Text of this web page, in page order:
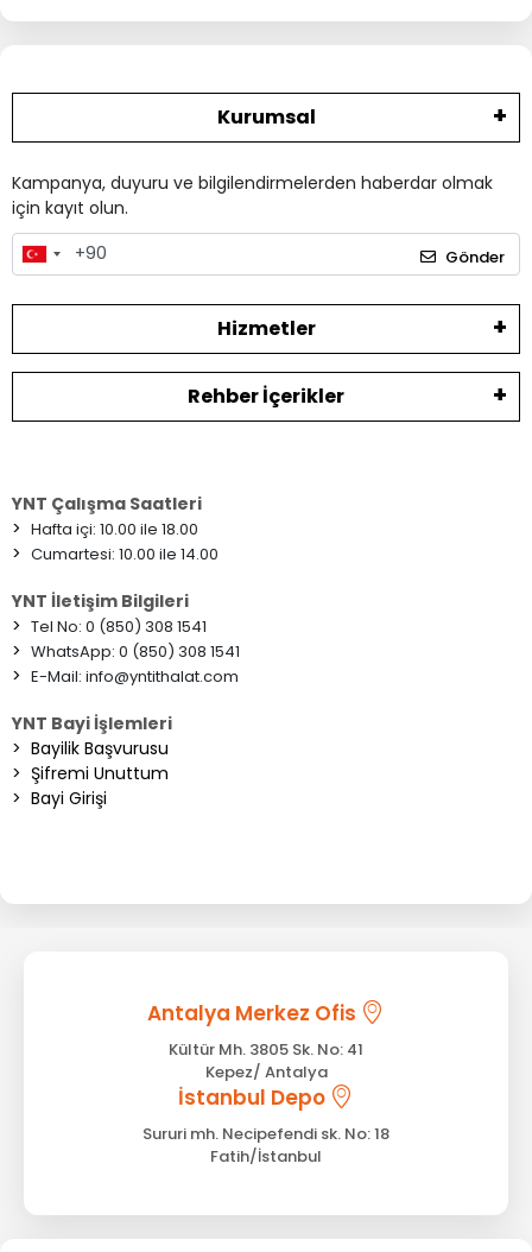
Kurumsal
Kampanya, duyuru ve bilgilendirmelerden haberdar olmak
için kayıt olun.
Gönder
Hizmetler
Rehber İçerikler
YNT Çalışma Saatleri
> Hafta içi: 10.00 ile 18.00
> Cumartesi: 10.00 ile 14.00
YNT İletişim Bilgileri
> Tel No: 0 (850) 308 1541
> WhatsApp: 0 (850) 308 1541
> E-Mail: info@yntithalat.com
YNT Bayi İşlemleri
> Bayilik Başvurusu
> Şifremi Unuttum
> Bayi Girişi
Antalya Merkez Ofis
Kültür Mh. 3805 Sk. No: 41
Kepez/ Antalya
İstanbul Depo
Sururi mh. Necipefendi sk. No: 18
Fatih/İstanbul